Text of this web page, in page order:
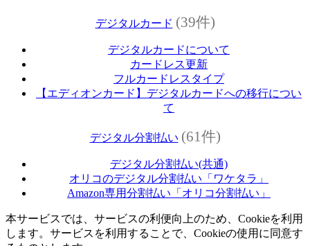
デジタルカード (39件)
デジタルカードについて
カードレス更新
フルカードレスタイプ
【エディオンカード】デジタルカードへの移行につい
て
デジタル分割払い (61件)
デジタル分割払い(共通)
オリコのデジタル分割払い「ワケタラ」
Amazon専用分割払い「オリコ分割払い」
本サービスでは、サービスの利便向上のため、Cookieを利用
します。サービスを利用することで、Cookieの使用に同意す